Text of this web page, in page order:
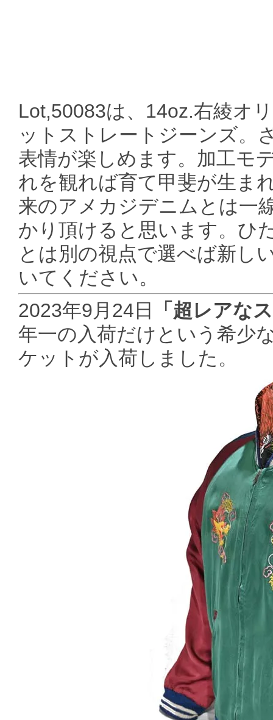
Lot,50083は、14oz.右綾オ
ットストレートジーンズ。
表情が楽しめます。加工モ
れを観れば育て甲斐が生ま
来のアメカジデニムとは一
かり頂けると思います。ひ
とは別の視点で選べば新し
いてください。
2023年9月24日
「超レアな
年一の入荷だけという希少
ケットが入荷しました。